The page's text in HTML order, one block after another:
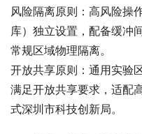
风险隔离原则：高风险操
库）独立设置，配备缓冲
常规区域物理隔离。
开放共享原则：通用实验
满足开放共享要求，适配
式深圳市科技创新局。